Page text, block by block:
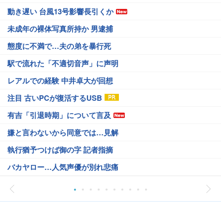
動き遅い 台風13号影響長引くか
未成年の裸体写真所持か 男逮捕
態度に不満で…夫の弟を暴行死
駅で流れた「不適切音声」に声明
レアルでの経験 中井卓大が回想
注目 古いPCが復活するUSB
有吉「引退時期」について言及
嫌と言わないから同意では…見解
執行猶予つけば御の字 記者指摘
バカヤロー…人気声優が別れ悲痛